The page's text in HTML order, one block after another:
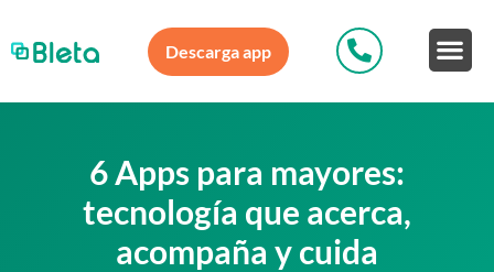
Descarga app
6 Apps para mayores:
tecnología que acerca,
acompaña y cuida